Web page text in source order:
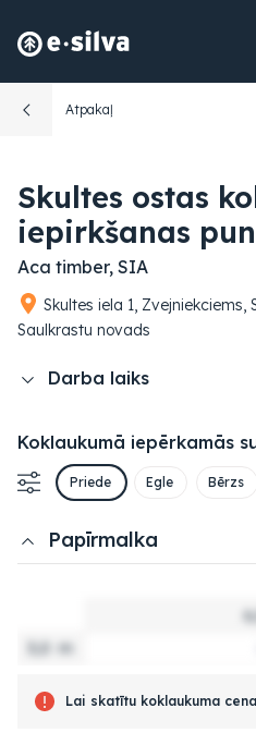
Atpakaļ
Skultes ostas
iepirkšanas
Aca timber, SIA
Skultes iela 1,
Saulkrastu novads
Darba laiks
Koklaukumā iepērkamās
Priede Egle Bērzs
Papīrmalka
3,0
m
Lai skatītu koklaukuma